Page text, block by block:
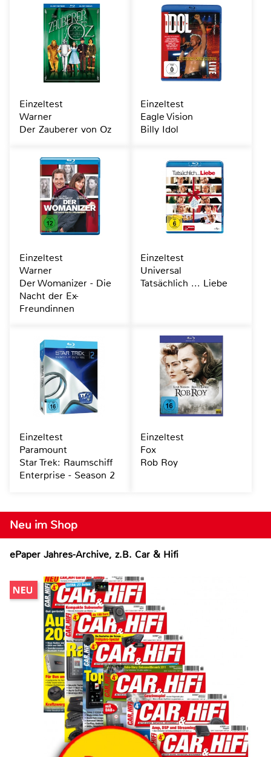
Neu im Shop
ePaper Jahres-Archive, z.B. Car & Hifi
Einzeltest
Warner
Der Zauberer von Oz
Einzeltest
Eagle Vision
Billy Idol
Einzeltest
Warner
Der Womanizer - Die
Nacht der Ex-
Freundinnen
Einzeltest
Universal
Tatsächlich ... Liebe
Einzeltest
Paramount
Star Trek: Raumschiff
Enterprise - Season 2
Einzeltest
Fox
Rob Roy